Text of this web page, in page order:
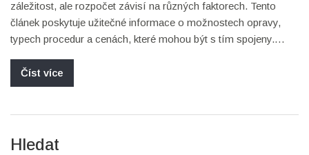
záležitost, ale rozpočet závisí na různých faktorech. Tento
článek poskytuje užitečné informace o možnostech opravy,
typech procedur a cenách, které mohou být s tím spojeny.
finanční plánování.
Číst více
Hledat